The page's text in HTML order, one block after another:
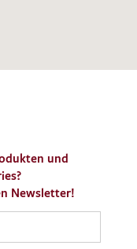
und
Newsletter!